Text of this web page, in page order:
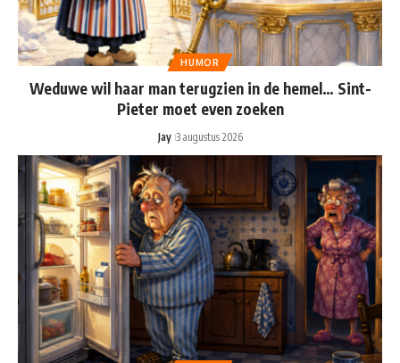
HUMOR
Weduwe wil haar man terugzien in de hemel… Sint-
Pieter moet even zoeken
Jay 3 augustus 2026